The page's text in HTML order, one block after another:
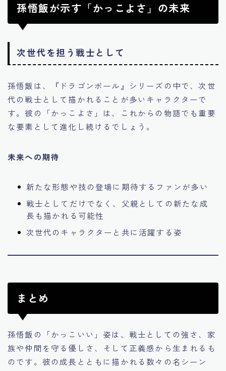
孫悟飯が示す「かっこよさ」の未来
次世代を担う戦士として
孫悟飯は、『ドラゴンボール』シリーズの中で、次世
代の戦士として描かれることが多いキャラクターで
す。彼の「かっこよさ」は、これからの物語でも重要
な要素として進化し続けるでしょう。
未来への期待
新たな形態や技の登場に期待するファンが多い
戦士としてだけでなく、父親としての新たな成
長も描かれる可能性
次世代のキャラクターと共に活躍する姿
まとめ
孫悟飯の「かっこいい」姿は、戦士としての強さ、家
族や仲間を守る優しさ、そして正義感から生まれるも
のです。彼の成長とともに描かれる数々の名シーン